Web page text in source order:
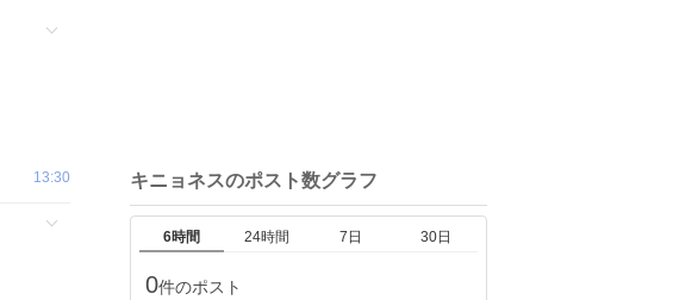
13:30
キニョネスのポスト数グラフ
6時間 24時間 7日 30日
0件のポスト